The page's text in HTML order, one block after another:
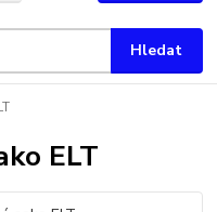
Hledat
ELT